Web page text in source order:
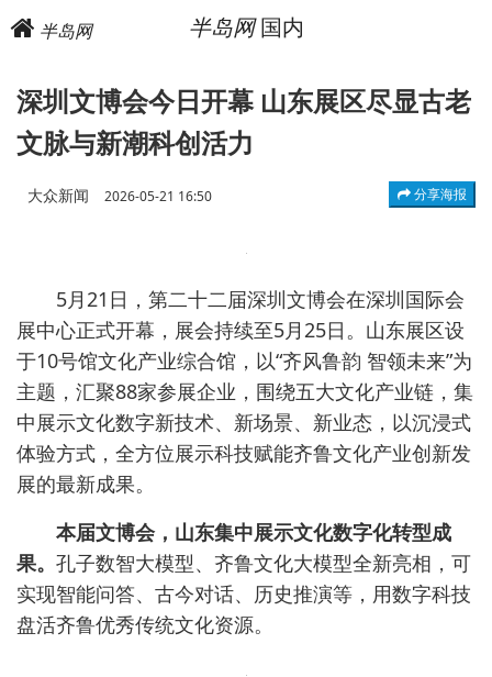
半岛网 半岛网国内
深圳文博会今日开幕 山东展区尽显古老
文脉与新潮科创活力
大众新闻 2026-05-21 16:50 分享海报
5月21日，第二十二届深圳文博会在深圳国际会
展中心正式开幕，展会持续至5月25日。山东展区设
于10号馆文化产业综合馆，以“齐风鲁韵 智领未来”为
主题，汇聚88家参展企业，围绕五大文化产业链，集
中展示文化数字新技术、新场景、新业态，以沉浸式
体验方式，全方位展示科技赋能齐鲁文化产业创新发
展的最新成果。
本届文博会，山东集中展示文化数字化转型成
果。 孔子数智大模型、齐鲁文化大模型全新亮相，可
实现智能问答、古今对话、历史推演等，用数字科技
盘活齐鲁优秀传统文化资源。